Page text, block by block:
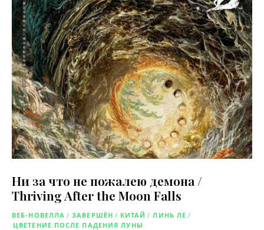
Ни за что не пожалею демона /
Thriving After the Moon Falls
ВЕБ-НОВЕЛЛА / ЗАВЕРШЁН / КИТАЙ / ЛИНЬ ЛЕ /
ЦВЕТЕНИЕ ПОСЛЕ ПАДЕНИЯ ЛУНЫ